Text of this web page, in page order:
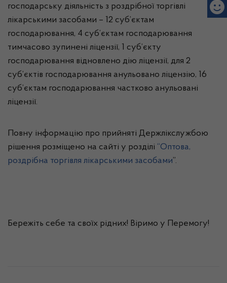
господарську діяльність з роздрібної торгівлі
лікарськими засобами – 12 суб’єктам
господарювання, 4 суб’єктам господарювання
тимчасово зупинені ліцензії, 1 суб’єкту
господарювання відновлено дію ліцензії, для 2
суб’єктів господарювання анульовано ліцензію, 16
суб’єктам господарювання частково анульовані
ліцензії.
Повну інформацію про прийняті Держлікслужбою
рішення розміщено на сайті у розділі “Оптова,
роздрібна торгівля лікарськими засобами”.
Бережіть себе та своїх рідних! Віримо у Перемогу!